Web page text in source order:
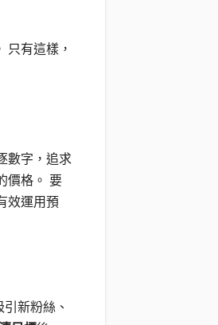
只有這樣，
數字，追求
價格。 要
效運用預
新粉絲、